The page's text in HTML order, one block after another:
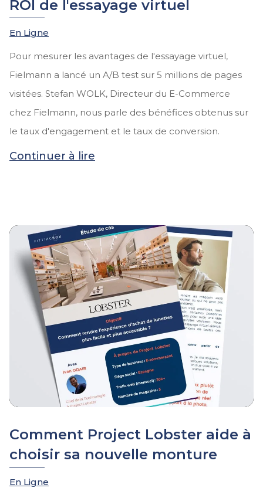
ROI de l'essayage virtuel
En Ligne
Pour mesurer les avantages de l'essayage virtuel,
Fielmann a lancé un A/B test sur 5 millions de pages
visitées. Stefan WOLK, Directeur du E-Commerce
chez Fielmann, nous parle des bénéfices obtenus sur
le taux d'engagement et le taux de conversion.
Continuer à lire
Comment Project Lobster aide à
choisir sa nouvelle monture
En Ligne